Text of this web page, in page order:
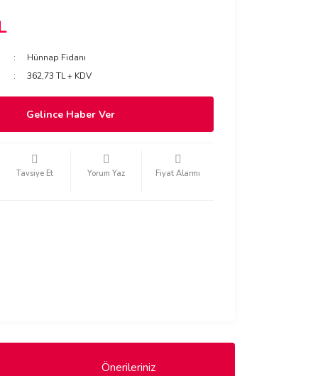
Hünnap Fidanı
362,73 TL + KDV
Gelince Haber Ver
Tavsiye Et Yorum Yaz Fiyat Alarmı
Önerileriniz